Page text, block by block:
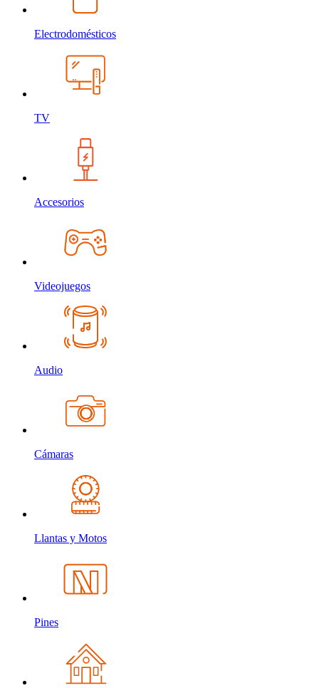
Electrodomésticos
TV
Accesorios
Videojuegos
Audio
Cámaras
Llantas y Motos
Pines